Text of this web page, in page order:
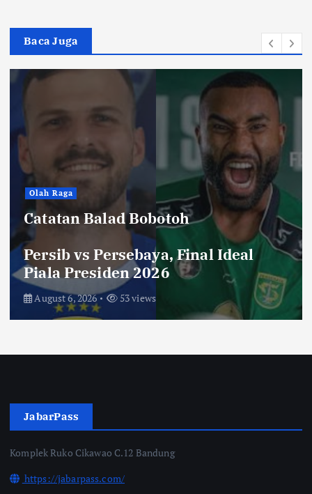
Baca Juga
Olah Raga
Catatan Balad Bobotoh
Persib vs Persebaya, Final Ideal
Piala Presiden 2026
August 6, 2026 53 views
JabarPass
Komplek Ruko Cikawao C.12 Bandung
https://jabarpass.com/